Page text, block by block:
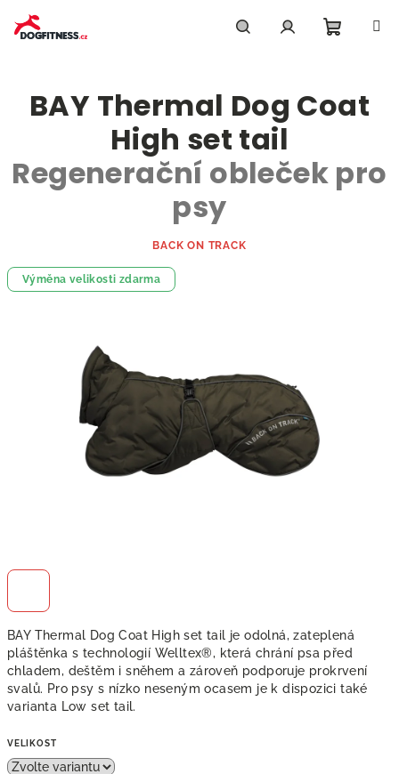
obsah
košík
BAY Thermal Dog Coat High set tail je odolná, zateplená
pláštěnka s technologií Welltex®, která chrání psa před
chladem, deštěm i sněhem a zároveň podporuje prokrvení
svalů. Pro psy s nízko neseným ocasem je k dispozici také
varianta Low set tail.
VELIKOST
BAY Thermal Dog Coat
High set tail
Regenerační obleček pro
psy
BACK ON TRACK
Výměna velikosti zdarma